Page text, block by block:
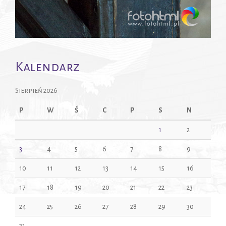
Kalendarz
Sierpień 2026
P W Ś C P S N
1 2
3 4 5 6 7 8 9
10 11 12 13 14 15 16
17 18 19 20 21 22 23
24 25 26 27 28 29 30